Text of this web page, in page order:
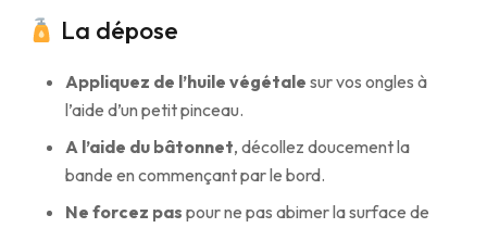
La dépose
Appliquez de l’huile végétale sur vos ongles à
l’aide d’un petit pinceau.
A l’aide du bâtonnet, décollez doucement la
bande en commençant par le bord.
Ne forcez pas pour ne pas abimer la surface de